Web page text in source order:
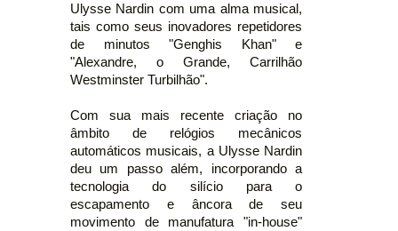
Ulysse Nardin com uma alma musical,
tais como seus inovadores repetidores
de minutos "Genghis Khan" e
"Alexandre, o Grande, Carrilhão
Westminster Turbilhão".
Com sua mais recente criação no
âmbito de relógios mecânicos
automáticos musicais, a Ulysse Nardin
deu um passo além, incorporando a
tecnologia do silício para o
escapamento e âncora de seu
movimento de manufatura "in-house"